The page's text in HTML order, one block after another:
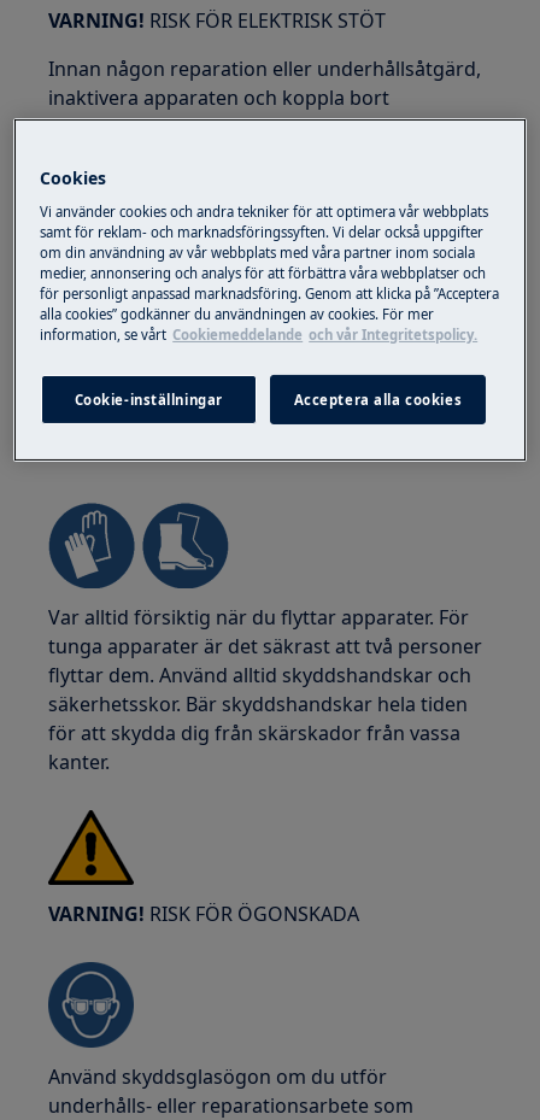
VARNING! RISK FÖR ELEKTRISK STÖT
Innan någon reparation eller underhållsåtgärd,
inaktivera apparaten och koppla bort
nätsladden från vägguttaget.
VARNING!RISK FÖR SKADA
Var alltid försiktig när du flyttar apparater. För
tunga apparater är det säkrast att två personer
flyttar dem. Använd alltid skyddshandskar och
säkerhetsskor. Bär skyddshandskar hela tiden
för att skydda dig från skärskador från vassa
kanter.
VARNING! RISK FÖR ÖGONSKADA
Använd skyddsglasögon om du utför
underhålls- eller reparationsarbete som
Cookies
Vi använder cookies och andra tekniker för att optimera vår webbplats
samt för reklam- och marknadsföringssyften. Vi delar också uppgifter
om din användning av vår webbplats med våra partner inom sociala
medier, annonsering och analys för att förbättra våra webbplatser och
för personligt anpassad marknadsföring. Genom att klicka på ”Acceptera
alla cookies” godkänner du användningen av cookies. För mer
information, se vårt Cookiemeddelande och vår Integritetspolicy.
Cookie-inställningar Acceptera alla cookies